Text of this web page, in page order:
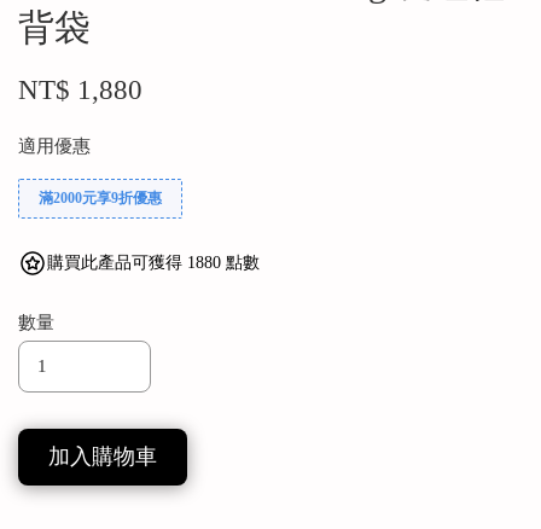
背袋
NT$ 1,880
適用優惠
滿2000元享9折優惠
購買此產品可獲得 1880 點數
數量
加入購物車